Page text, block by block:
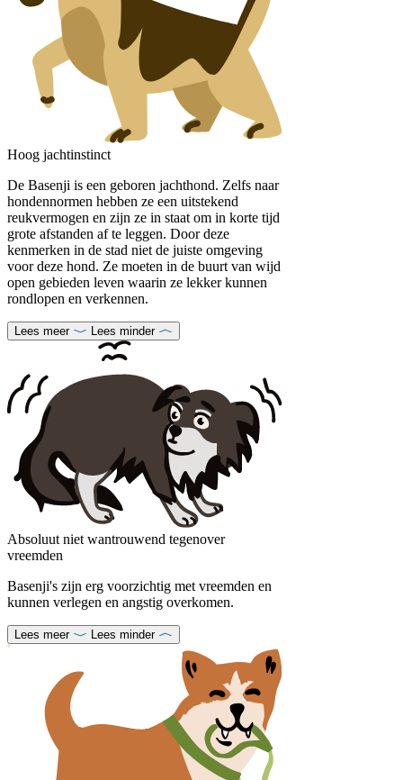
Hoog jachtinstinct
De Basenji is een geboren jachthond. Zelfs naar
hondennormen hebben ze een uitstekend
reukvermogen en zijn ze in staat om in korte tijd
grote afstanden af te leggen. Door deze
kenmerken in de stad niet de juiste omgeving
voor deze hond. Ze moeten in de buurt van wijd
open gebieden leven waarin ze lekker kunnen
rondlopen en verkennen.
Lees meer Lees minder
Absoluut niet wantrouwend tegenover
vreemden
Basenji's zijn erg voorzichtig met vreemden en
kunnen verlegen en angstig overkomen.
Lees meer Lees minder